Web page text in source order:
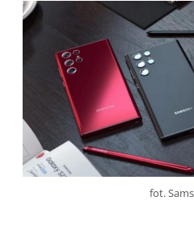
fot.